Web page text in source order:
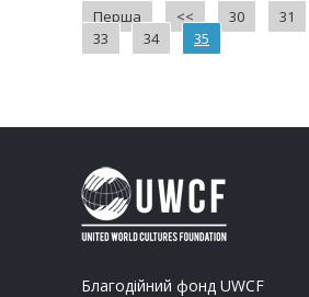
Перша << 30 31
33
34 35
Благодійний фонд UWCF